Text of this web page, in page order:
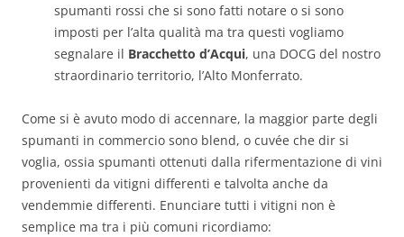
spumanti rossi che si sono fatti notare o si sono
imposti per l’alta qualità ma tra questi vogliamo
segnalare il Bracchetto d’Acqui, una DOCG del nostro
straordinario territorio, l’Alto Monferrato.
Come si è avuto modo di accennare, la maggior parte degli
spumanti in commercio sono blend, o cuvée che dir si
voglia, ossia spumanti ottenuti dalla rifermentazione di vini
provenienti da vitigni differenti e talvolta anche da
vendemmie differenti. Enunciare tutti i vitigni non è
semplice ma tra i più comuni ricordiamo: